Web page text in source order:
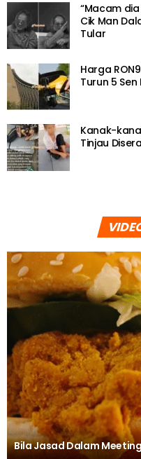
“Macam
Cik Man
Tular
Harga
Turun 5
Kanak-
Tinjau
Bila Jasad Dalam